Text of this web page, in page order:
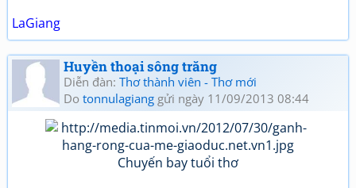
LaGiang
Huyền thoại sông trăng
Diễn đàn: Thơ thành viên - Thơ mới
Do tonnulagiang gửi ngày 11/09/2013 08:44
Chuyến bay tuổi thơ